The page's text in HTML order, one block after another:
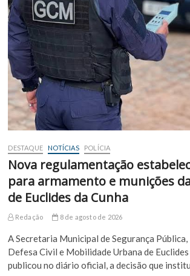
DESTAQUE NOTÍCIAS POLÍCIA
Nova regulamentação
para armamento e munições
de Euclides da Cunha
Redação 8 de agosto de 2026
A Secretaria Municipal de Segurança
Defesa Civil e Mobilidade Urbana de Euclides
publicou no diário oficial, a decisão que